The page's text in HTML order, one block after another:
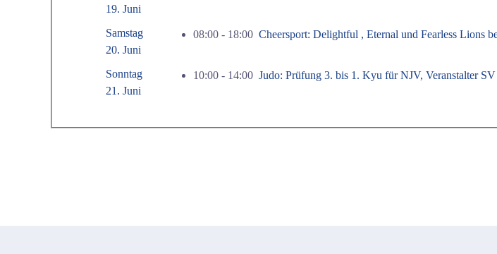
19. Juni
Samstag
20. Juni
08:00 - 18:00 Cheersport: Delightful , Eternal und Fearless Lions
Sonntag
21. Juni
10:00 - 14:00 Judo: Prüfung 3. bis 1. Kyu für NJV, Veranstalter